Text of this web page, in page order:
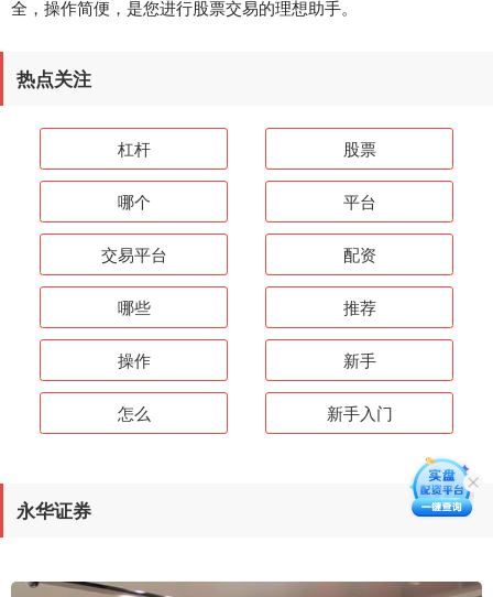
全，操作简便，是您进行股票交易的理想助手。
热点关注
杠杆 股票
哪个 平台
交易平台 配资
哪些 推荐
操作 新手
怎么 新手入门
永华证券